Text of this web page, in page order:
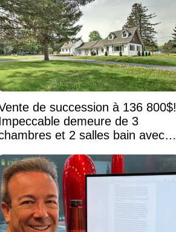
de succession à 136 800$!
demeure de 3
et 2 salles bain avec